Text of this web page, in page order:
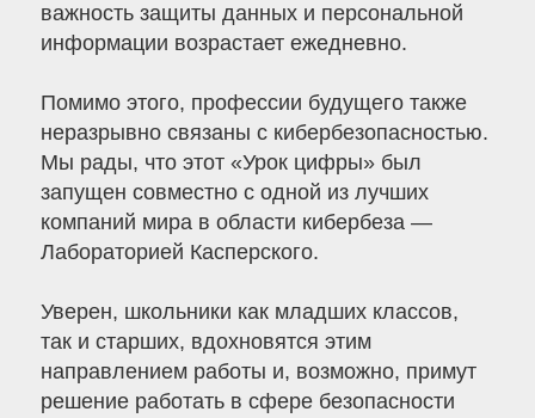
важность защиты данных и персональной
информации возрастает ежедневно.
Помимо этого, профессии будущего также
неразрывно связаны с кибербезопасностью.
Мы рады, что этот «Урок цифры» был
запущен совместно с одной из лучших
компаний мира в области кибербеза —
Лабораторией Касперского.
Уверен, школьники как младших классов,
так и старших, вдохновятся этим
направлением работы и, возможно, примут
решение работать в сфере безопасности